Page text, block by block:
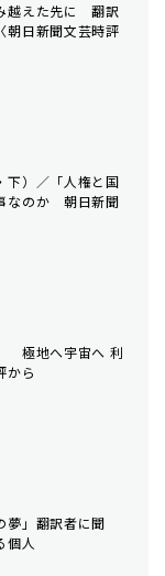
越えた先に 翻訳
朝日新聞文芸時評
下）／「人権と国
なのか 朝日新聞
極地へ宇宙へ 利
から
夢」翻訳者に聞
個人